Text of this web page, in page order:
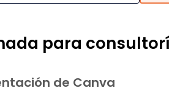
para
de Canva